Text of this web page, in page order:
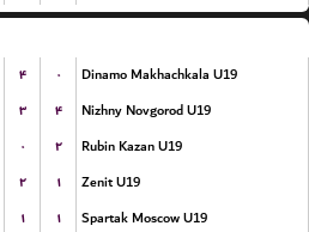
۴ ۰
Dinamo Makhachkala U19
۳ ۴
Nizhny Novgorod U19
۰ ۲
Rubin Kazan U19
۲ ۱
Zenit U19
۱ ۱
Spartak Moscow U19